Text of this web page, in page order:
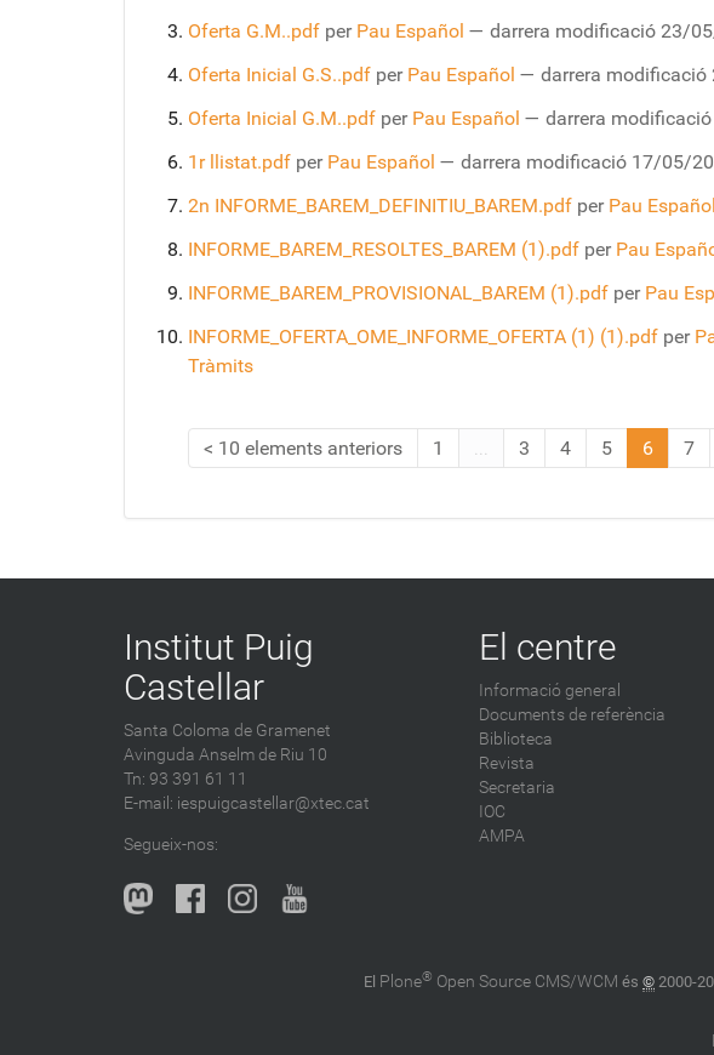
Oferta G.M..pdf per Pau Español — darrera modificació 23/
Oferta Inicial G.S..pdf per Pau Español — darrera modificació
Oferta Inicial G.M..pdf per Pau Español — darrera modificació
1r llistat.pdf per Pau Español — darrera modificació 17/05/
2n INFORME_BAREM_DEFINITIU_BAREM.pdf per Pau Español
INFORME_BAREM_RESOLTES_BAREM (1).pdf per Pau
INFORME_BAREM_PROVISIONAL_BAREM (1).pdf per Pau
INFORME_OFERTA_OME_INFORME_OFERTA (1) (1).pdf per
Tràmits
10 elements anteriors 1 ... 3 4 5 6 7
Institut Puig
Castellar
Santa Coloma de Gramenet
Avinguda Anselm de Riu 10
Tn: 93 391 61 11
E-mail: iespuigcastellar@xtec.cat
Segueix-nos:
El centre
Informació general
Documents de referència
Biblioteca
Revista
Secretaria
IOC
AMPA
El Plone® Open Source CMS/WCM és © 2000-